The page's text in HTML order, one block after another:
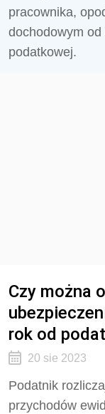
pracownika,
dochodowym od
podatkowej.
Czy można
rok od
20 sie 2023
Podatnik
przychodów